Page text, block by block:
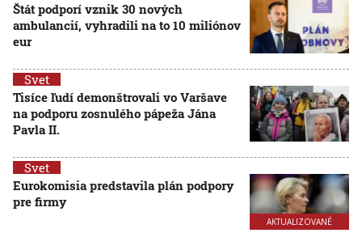
Štát podporí vznik 30 nových
ambulancií, vyhradili na to 10 miliónov
eur
Svet
Tisíce ľudí demonštrovali vo Varšave
na podporu zosnulého pápeža Jána
Pavla II.
AKTUALIZOVANÉ
Svet
Eurokomisia predstavila plán podpory
pre firmy